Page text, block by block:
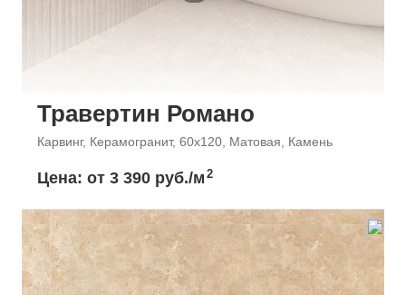
Травертин Романо
Карвинг, Керамогранит, 60x120, Матовая, Камень
Цена: от 3 390 руб./м 2